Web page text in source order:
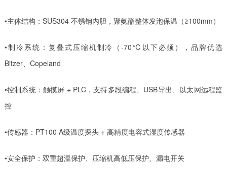
•主体结构：SUS304 不锈钢内胆，聚氨酯整体发泡保温（≥100mm）
•制冷系统：复叠式压缩机制冷（-70℃以下必须），品牌优选
Bitzer、Copeland
•控制系统：触摸屏 + PLC，支持多段编程、USB导出、以太网远程监
控
•传感器：PT100 A级温度探头 + 高精度电容式湿度传感器
•安全保护：双重超温保护、压缩机高低压保护、漏电开关